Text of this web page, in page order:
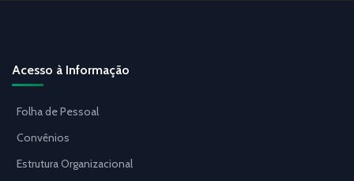
Acesso à Informação
Folha de Pessoal
Convênios
Estrutura Organizacional